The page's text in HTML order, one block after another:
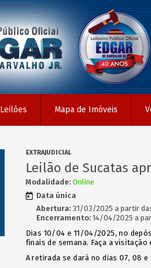
Leilões Mapa de Imóveis
EXTRAJUDICIAL
Leilão de Sucatas
Modalidade: Online
Data única
Abertura:31/03/2025 a partir
Encerramento:14/04/2025 a
Dias 10/04 e 11/04/2025, no
finais de semana. Faça a
A retirada se dará no dias 07, 08